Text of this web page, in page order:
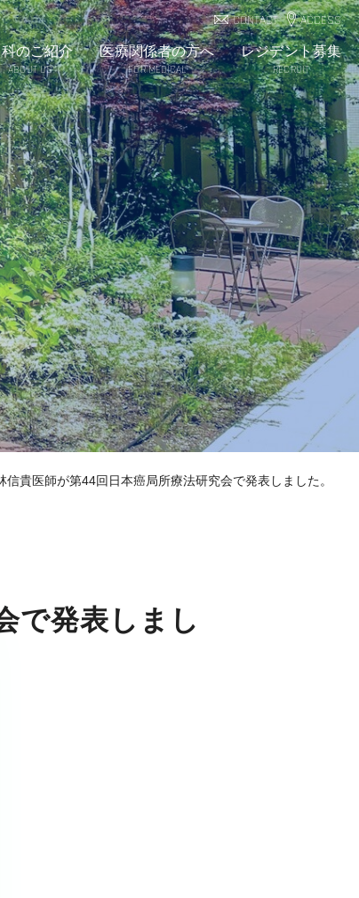
CONTACT ACCESS
のご紹介
ABOUT US
医療関係者の方へ
FOR MEDICAL
レジデント募集
RECRUIT
信貴医師が第44回日本癌局所療法研究会で発表しました。
で発表しまし